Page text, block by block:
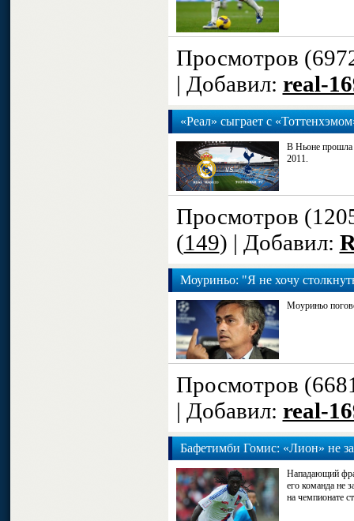
Просмотров
| Добавил: real-
«Реал» сыграет с
В Ньоне
2011.
Просмотров
(149) | Добавил:
Моуриньо: "Я не хочу
Моуриньо
Просмотров
| Добавил: real-
Бафетимби Гомис: «Лион» не
Нападающий
его команда не
на чемпионате